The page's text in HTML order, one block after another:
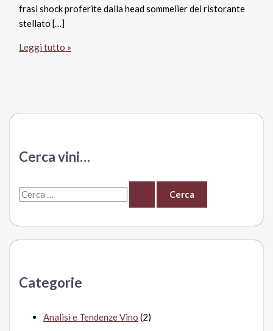
frasi shock proferite dalla head sommelier del ristorante
stellato […]
“Non
consigli
shock
sommelier
Leggi tutto »
Cerca vini…
C
r
:Categorie
Analisi e Tendenze Vino (2)